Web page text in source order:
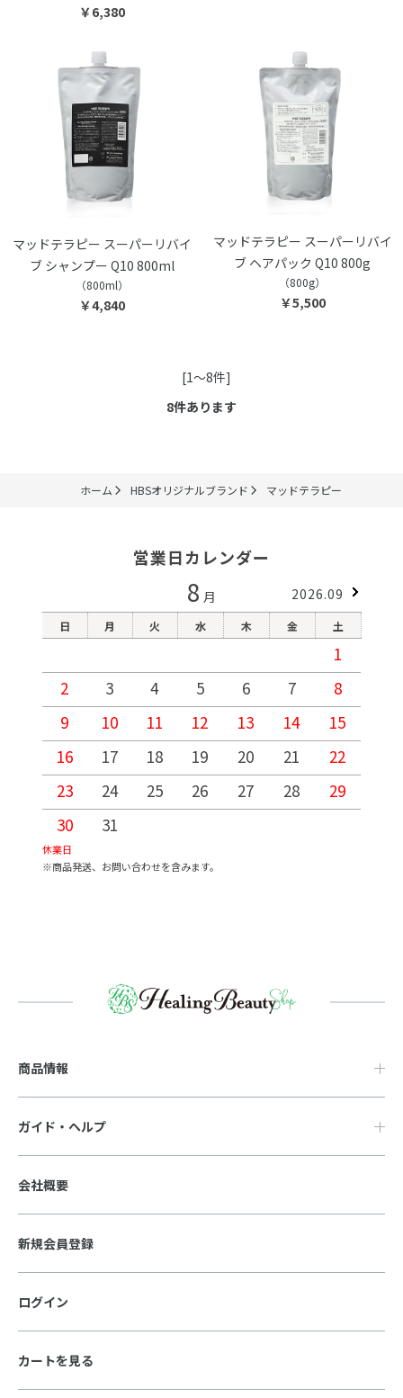
￥6,380
マッドテラピー スーパーリバイ
ブ シャンプー Q10 800ml
（800ml）
￥4,840
マッドテラピー スーパーリバイ
ブ ヘアパック Q10 800g
（800g）
￥5,500
[1～8件]
8件あります
ホーム HBSオリジナルブランド マッドテラピー
営業日カレンダー
8 月 2026.09
日 月 火 水 木 金 土
1
2
3 4 5 6 7
8
9
10 11 12 13 14
15
16
17 18 19 20 21
22
23
24 25 26 27 28
29
30
31
休業日
※商品発送、お問い合わせを含みます。
商品情報
ガイド・ヘルプ
会社概要
新規会員登録
ログイン
カートを見る